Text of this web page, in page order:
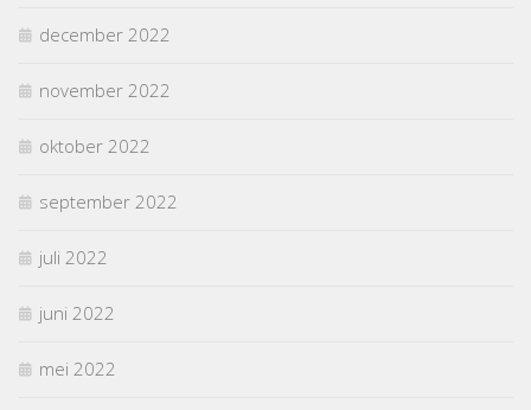
december 2022
november 2022
oktober 2022
september 2022
juli 2022
juni 2022
mei 2022